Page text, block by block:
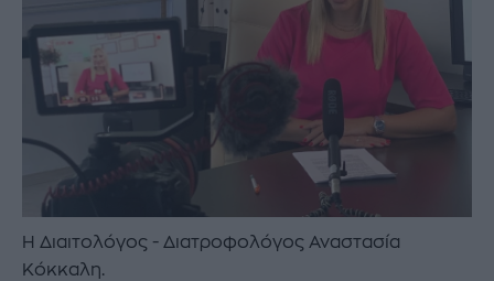
H Διαιτολόγος - Διατροφολόγος Αναστασία
Κόκκαλη.